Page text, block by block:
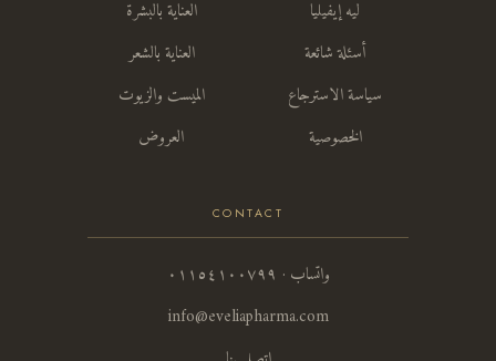
العناية بالبشرة
العناية بالشعر
الميست والزيوت
العروض
ليه إيفيليا
أسئلة شائعة
سياسة الاسترجاع
الخصوصية
CONTACT
واتساب · ٠١١٥٤١٠٠٧٩٩
info@eveliapharma.com